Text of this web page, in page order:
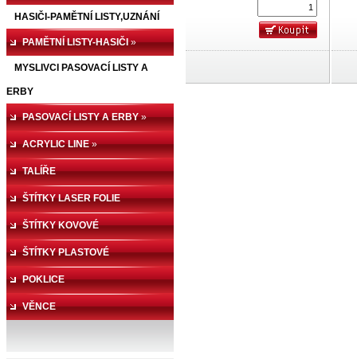
HASIČI-PAMĚTNÍ LISTY,UZNÁNÍ
PAMĚTNÍ LISTY-HASIČI»
MYSLIVCI PASOVACÍ LISTY A
ERBY
PASOVACÍ LISTY A ERBY»
ACRYLIC LINE»
TALÍŘE
ŠTÍTKY LASER FOLIE
ŠTÍTKY KOVOVÉ
ŠTÍTKY PLASTOVÉ
GRAVÍROVANÉ
POKLICE
VĚNCE